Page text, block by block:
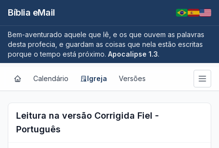
Bíblia eMail
Bem-aventurado aquele que lê, e os que ouvem as palavras
desta profecia, e guardam as coisas que nela estão escritas
porque o tempo está próximo. Apocalipse 1.3.
Calendário Igreja Versões
Leitura na versão Corrigida Fiel -
Português